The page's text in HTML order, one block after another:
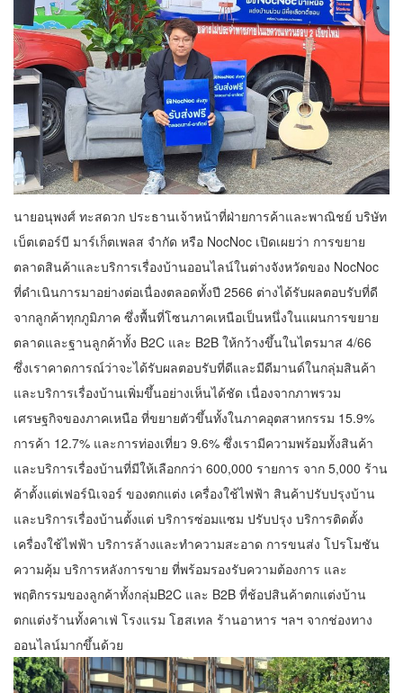
นายอนุพงศ์ ทะสดวก ประธานเจ้าหน้าที่ฝ่ายการค้าและพาณิชย์ บริษัท
เบ็ตเตอร์บี มาร์เก็ตเพลส จำกัด หรือ NocNoc เปิดเผยว่า การขยาย
ตลาดสินค้าและบริการเรื่องบ้านออนไลน์ในต่างจังหวัดของ NocNoc
ที่ดำเนินการมาอย่างต่อเนื่องตลอดทั้งปี 2566 ต่างได้รับผลตอบรับที่ดี
จากลูกค้าทุกภูมิภาค ซึ่งพื้นที่โซนภาคเหนือเป็นหนึ่งในแผนการขยาย
ตลาดและฐานลูกค้าทั้ง B2C และ B2B ให้กว้างขึ้นในไตรมาส 4/66
ซึ่งเราคาดการณ์ว่าจะได้รับผลตอบรับที่ดีและมีดีมานด์ในกลุ่มสินค้า
และบริการเรื่องบ้านเพิ่มขึ้นอย่างเห็นได้ชัด เนื่องจากภาพรวม
เศรษฐกิจของภาคเหนือ ที่ขยายตัวขึ้นทั้งในภาคอุตสาหกรรม 15.9%
การค้า 12.7% และการท่องเที่ยว 9.6% ซึ่งเรามีความพร้อมทั้งสินค้า
และบริการเรื่องบ้านที่มีให้เลือกกว่า 600,000 รายการ จาก 5,000 ร้าน
ค้าตั้งแต่เฟอร์นิเจอร์ ของตกแต่ง เครื่องใช้ไฟฟ้า สินค้าปรับปรุงบ้าน
และบริการเรื่องบ้านตั้งแต่ บริการซ่อมแซม ปรับปรุง บริการติดตั้ง
เครื่องใช้ไฟฟ้า บริการล้างและทำความสะอาด การขนส่ง โปรโมชัน
ความคุ้ม บริการหลังการขาย ที่พร้อมรองรับความต้องการ และ
พฤติกรรมของลูกค้าทั้งกลุ่มB2C และ B2B ที่ช้อปสินค้าตกแต่งบ้าน
ตกแต่งร้านทั้งคาเฟ่ โรงแรม โฮสเทล ร้านอาหาร ฯลฯ จากช่องทาง
ออนไลน์มากขึ้นด้วย